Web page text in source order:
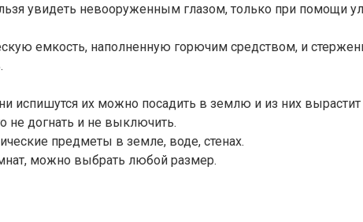
увидеть невооруженным глазом, только при помощи
емкость, наполненную горючим средством, и
испишутся их можно посадить в землю и из них вырастит
не догнать и не выключить.
предметы в земле, воде, стенах.
можно выбрать любой размер.